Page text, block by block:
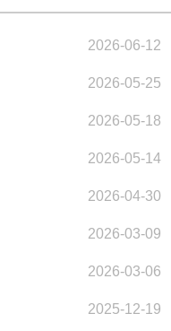
2026-06-12
2026-05-25
2026-05-18
2026-05-14
2026-04-30
2026-03-09
2026-03-06
2025-12-19